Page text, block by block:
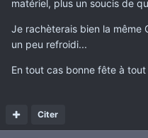
matériel, plus un soucis de
Je rachèterais bien la même
un peu refroidi...
En tout cas bonne fête à tout
Citer